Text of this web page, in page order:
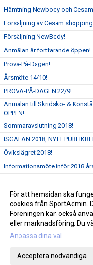
Hämtning Newbody och
Försäljning av Cesam
Försäljning NewBody!
Anmälan är fortfarande öppen!
Prova-På-Dagen!
Årsmöte 14/10!
PROVA-PÅ-DAGEN 22/9!
Anmälan till Skridsko- &
ÖPPEN!
Sommaravslutning 2018!
ISGALAN 2018, NYTT
Övikslägret 2018!
Informationsmöte inför 2018
Resultat höga kusten cupen
Övikslägret 2018!
Gå till
För att hemsidan ska
cookies från SportAdmin.
Föreningen kan också
eller marknadsföring. Du
Anpassa dina val
Acceptera nödvändiga